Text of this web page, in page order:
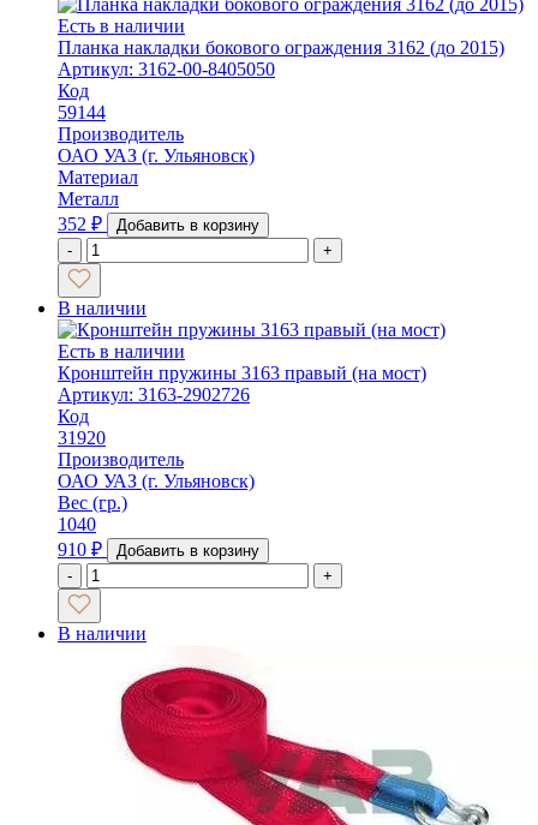
Есть в наличии
Планка накладки бокового ограждения 3162 (до 2015)
Артикул: 3162-00-8405050
Код
59144
Производитель
ОАО УАЗ (г. Ульяновск)
Материал
Металл
352 ₽
Добавить в корзину
-
+
В наличии
Есть в наличии
Кронштейн пружины 3163 правый (на мост)
Артикул: 3163-2902726
Код
31920
Производитель
ОАО УАЗ (г. Ульяновск)
Вес (гр.)
1040
910 ₽
Добавить в корзину
-
+
В наличии